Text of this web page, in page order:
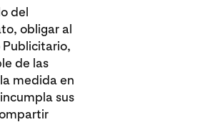
del
obligar al
de las
medida en
sus